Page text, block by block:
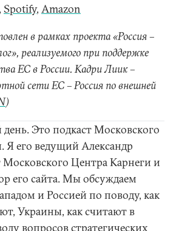
, Spotify, Amazon
в рамках проекта «Россия –
реализуемого при поддержке
ЕС в России. Кадри Лиик –
сети ЕС – Россия по внешней
)
Это подкаст Московского
Я его ведущий Александр
Московского Центра Карнеги и
его сайта. Мы обсуждаем
и Россией по поводу, как
Украины, как считают в
вопросов стратегических